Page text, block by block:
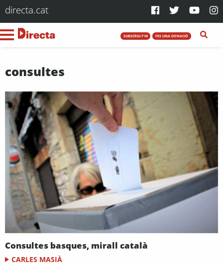
directa.cat
SUBSCRIU-T'HI FES UNA DONACIÓ
consultes
Consultes basques, mirall català
CARLES MASIÀ